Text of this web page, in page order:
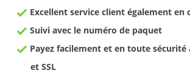
Excellent service client également en
Suivi avec le numéro de paquet
Payez facilement et en toute sécurité
et SSL